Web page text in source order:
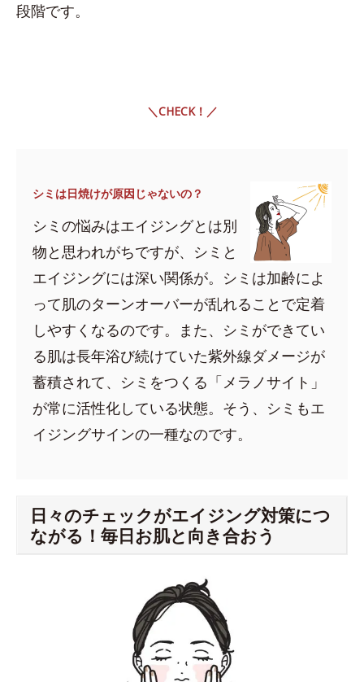
段階です。
＼CHECK！／
シミは日焼けが原因じゃないの？
シミの悩みはエイジングとは別
物と思われがちですが、シミと
エイジングには深い関係が。シミは加齢によ
って肌のターンオーバーが乱れることで定着
しやすくなるのです。また、シミができてい
る肌は長年浴び続けていた紫外線ダメージが
蓄積されて、シミをつくる「メラノサイト」
が常に活性化している状態。そう、シミもエ
イジングサインの一種なのです。
日々のチェックがエイジング対策につ
ながる！毎日お肌と向き合おう